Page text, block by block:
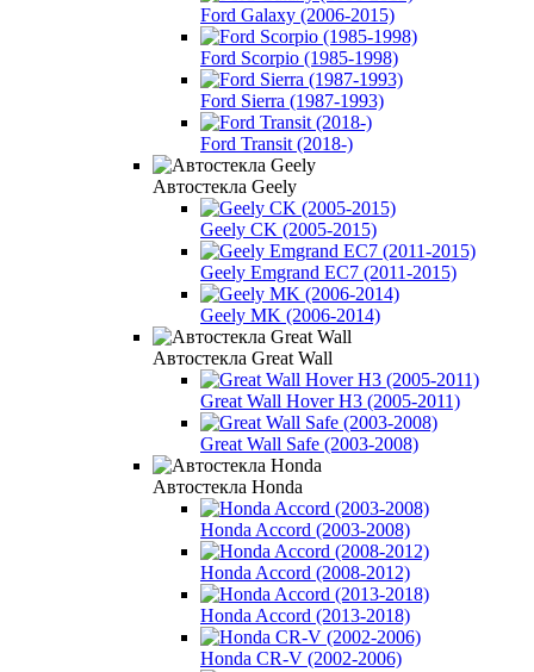
Ford Galaxy (2006-2015)
Ford Scorpio (1985-1998)
Ford Sierra (1987-1993)
Ford Transit (2018-)
Автостекла Geely
Geely CK (2005-2015)
Geely Emgrand EC7 (2011-2015)
Geely MK (2006-2014)
Автостекла Great Wall
Great Wall Hover H3 (2005-2011)
Great Wall Safe (2003-2008)
Автостекла Honda
Honda Accord (2003-2008)
Honda Accord (2008-2012)
Honda Accord (2013-2018)
Honda CR-V (2002-2006)